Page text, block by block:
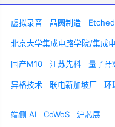
虚拟录音 晶圆制造 Etched
北京大学集成电路学院/集成
国产M10 江苏先科 量子计
异格技术 联电新加坡厂 环
端侧 AI CoWoS 沪芯展